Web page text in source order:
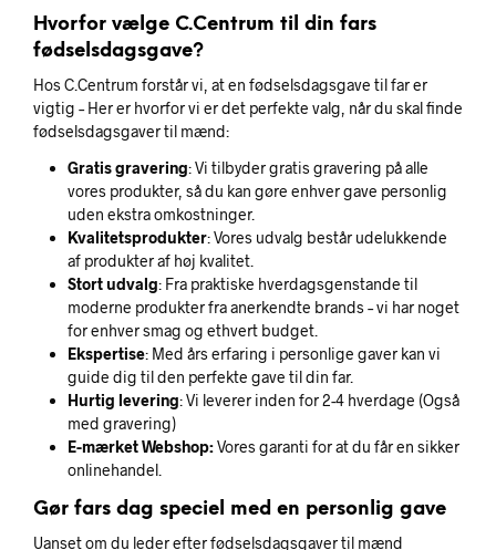
Hvorfor vælge C.Centrum til din fars
fødselsdagsgave?
Hos C.Centrum forstår vi, at en fødselsdagsgave til far er
vigtig – Her er hvorfor vi er det perfekte valg, når du skal finde
fødselsdagsgaver til mænd:
Gratis gravering: Vi tilbyder gratis gravering på alle
vores produkter, så du kan gøre enhver gave personlig
uden ekstra omkostninger.
Kvalitetsprodukter: Vores udvalg består udelukkende
af produkter af høj kvalitet.
Stort udvalg: Fra praktiske hverdagsgenstande til
moderne produkter fra anerkendte brands – vi har noget
for enhver smag og ethvert budget.
Ekspertise: Med års erfaring i personlige gaver kan vi
guide dig til den perfekte gave til din far.
Hurtig levering: Vi leverer inden for 2-4 hverdage (Også
med gravering)
E-mærket Webshop:Vores garanti for at du får en sikker
onlinehandel.
Gør fars dag speciel med en personlig gave
Uanset om du leder efter fødselsdagsgaver til mænd